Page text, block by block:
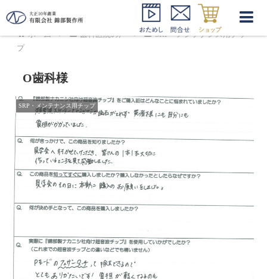
ホーム 歯科医院の声
SRP・メンテナンス用チッ
プ
O歯科様
SRP・メンテナンス用チップ